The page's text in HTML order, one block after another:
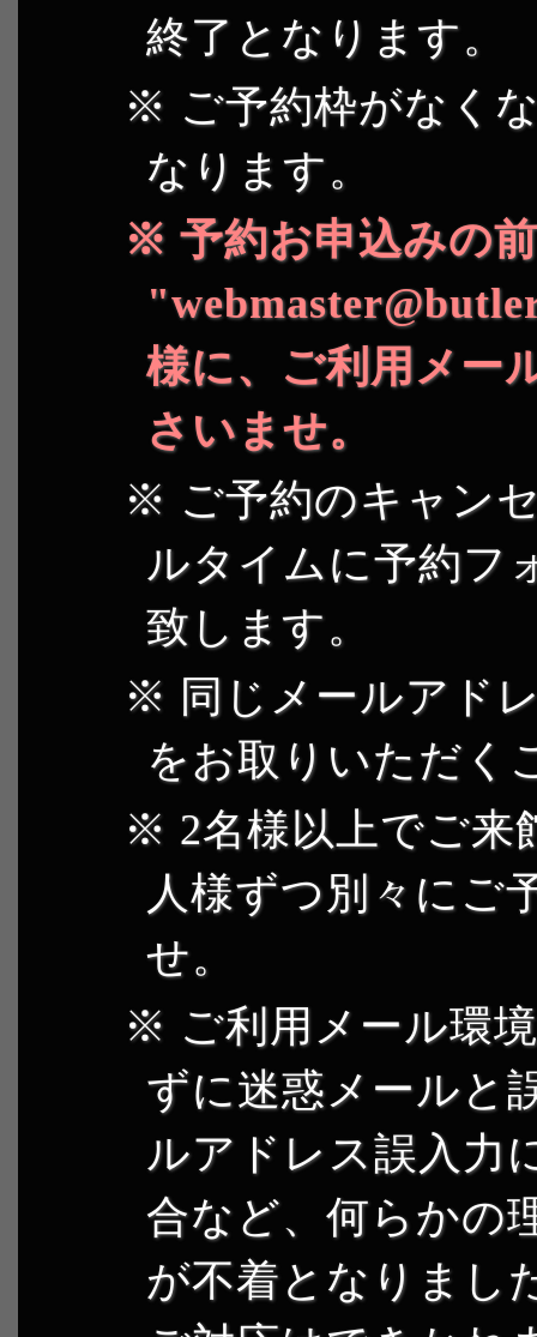
終了となります。
ご予約枠がなく
なります。
予約お申込みの
様に、ご利用メー
さいませ。
ご予約のキャン
ルタイムに予約フ
致します。
同じメールアド
をお取りいただく
2名様以上でご来
人様ずつ別々にご
せ。
ご利用メール環
ずに迷惑メールと
ルアドレス誤入力
合など、何らかの
が不着となりまし